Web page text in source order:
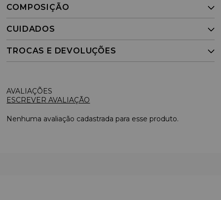
COMPOSIÇÃO
CUIDADOS
TROCAS E DEVOLUÇÕES
ESCREVER AVALIAÇÃO
Nenhuma avaliação cadastrada para esse produto.